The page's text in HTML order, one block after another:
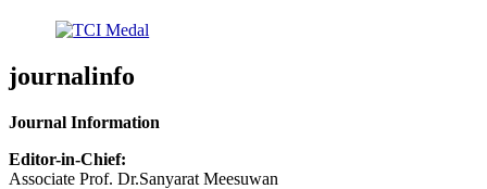
journalinfo
Journal Information
Editor-in-Chief:
Associate Prof. Dr.Sanyarat Meesuwan